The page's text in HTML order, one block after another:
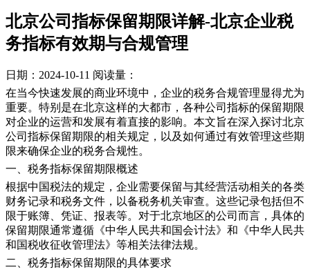
北京公司指标保留期限详解-北京企业税
务指标有效期与合规管理
日期：2024-10-11 阅读量：
在当今快速发展的商业环境中，企业的税务合规管理显得尤为
重要。特别是在北京这样的大都市，各种公司指标的保留期限
对企业的运营和发展有着直接的影响。本文旨在深入探讨北京
公司指标保留期限的相关规定，以及如何通过有效管理这些期
限来确保企业的税务合规性。
一、税务指标保留期限概述
根据中国税法的规定，企业需要保留与其经营活动相关的各类
财务记录和税务文件，以备税务机关审查。这些记录包括但不
限于账簿、凭证、报表等。对于北京地区的公司而言，具体的
保留期限通常遵循《中华人民共和国会计法》和《中华人民共
和国税收征收管理法》等相关法律法规。
二、税务指标保留期限的具体要求